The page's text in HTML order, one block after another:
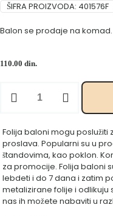
ŠIFRA PROIZVODA: 401576F
Balon se prodaje na komad.
110.00 din.
količina
Folija baloni mogu
proslava. Popularni su u
štandovima, kao poklon.
za promocije. Folija baloni
lebdeti i do 7 dana i zatim
metalizirane folije i odlikuju
nas ih možete nabaviti u